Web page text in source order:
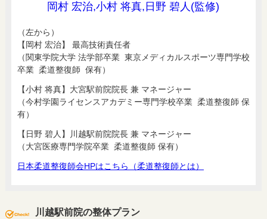
岡村 宏治,小村 将真,日野 碧人(監修)
（左から）
【岡村 宏治】 最高技術責任者
（関東学院大学 法学部卒業 東京メディカルスポーツ専門学校
卒業 柔道整復師 保有）
【小村 将真】大宮駅前院院長 兼 マネージャー
（今村学園ライセンスアカデミー専門学校卒業 柔道整復師 保
有）
【日野 碧人】川越駅前院院長 兼 マネージャー
（大宮医療専門学院卒業 柔道整復師 保有）
日本柔道整復師会HPはこちら（柔道整復師とは）
川越駅前院の整体プラン